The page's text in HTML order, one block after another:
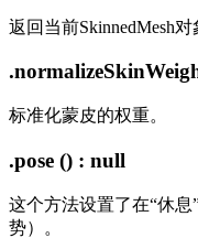
返回当前SkinnedMesh
标准化蒙皮的权重。
.pose () : null
这个方法设置了在“休
势）。